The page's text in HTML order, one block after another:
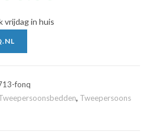
vrijdag in huis
fonq
, Tweepersoons